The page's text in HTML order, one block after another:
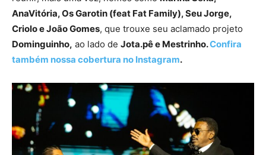
AnaVitória, Os Garotin (feat Fat Family), Seu Jorge,
Criolo e João Gomes, que trouxe seu aclamado projeto
Dominguinho, ao lado de Jota.pê e Mestrinho.Confira
também nossa cobertura no Instagram.